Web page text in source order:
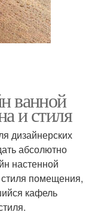
ванной
и стиля
дизайнерских
абсолютно
настенной
стиля помещения,
кафель